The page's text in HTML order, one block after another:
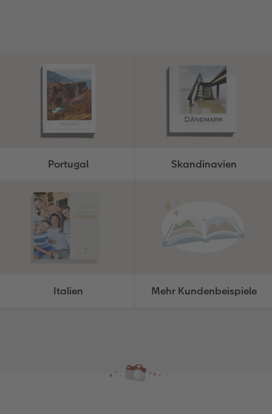
Portugal Skandinavien
Italien Mehr Kundenbeispiele